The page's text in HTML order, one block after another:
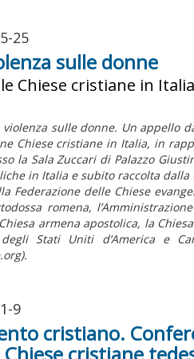
25
sulle donne
Chiese cristiane in Italia
sulle donne. Un appello
Chiese cristiane in Italia, in
la Sala Zuccari di Palazzo
in Italia e subito raccolta
Federazione delle Chiese
romena,
armena apostolica, la
Stati Uniti d’America e
9
cristiano.
cristiane